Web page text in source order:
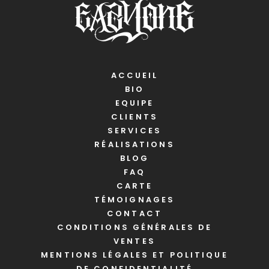
ACCUEIL
BIO
EQUIPE
CLIENTS
SERVICES
RÉALISATIONS
BLOG
FAQ
CARTE
TÉMOIGNAGES
CONTACT
CONDITIONS GÉNÉRALES DE
VENTES
MENTIONS LÉGALES ET POLITIQUE